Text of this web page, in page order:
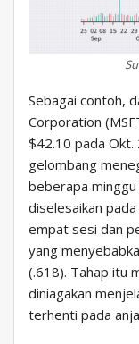
Sebagai contoh,
Corporation
$42.10 pada Okt.
gelombang
beberapa
diselesaikan
empat sesi dan
yang
(.618). Tahap itu
diniagakan
terhenti pada